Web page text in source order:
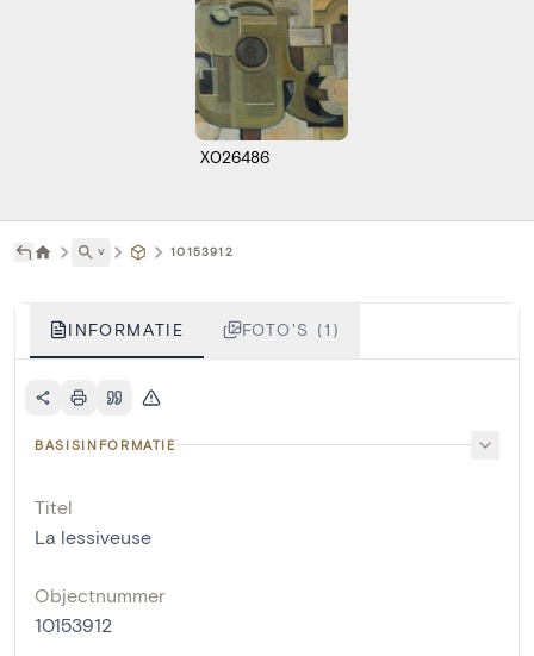
X026486
˅ 10153912
INFORMATIE FOTO'S (1)
BASISINFORMATIE
Titel
La lessiveuse
Objectnummer
10153912